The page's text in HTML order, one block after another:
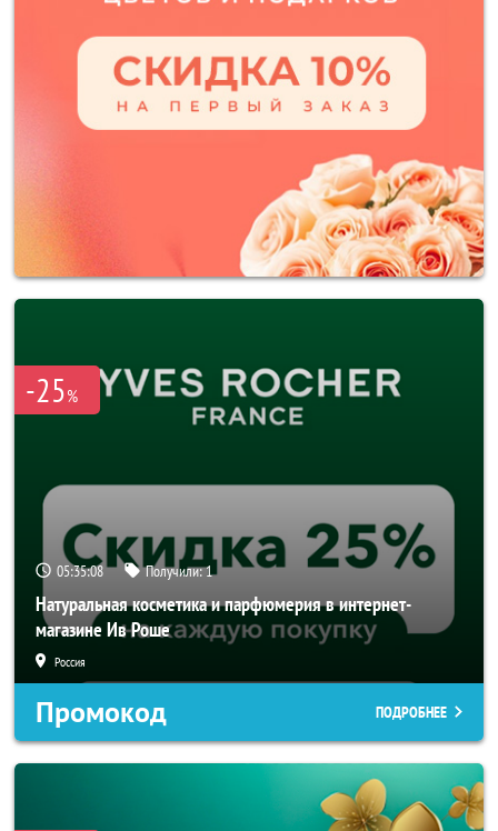
-25%
05:35:07 Получили:1
Натуральная косметика и парфюмерия в интернет-
магазине Ив Роше
Россия
Промокод ПОДРОБНЕЕ